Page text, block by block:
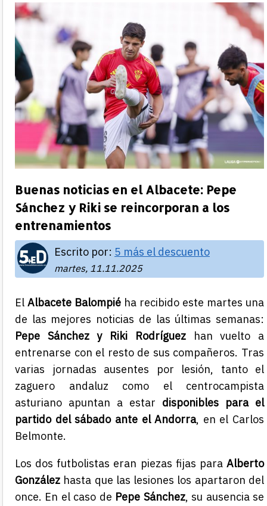
Buenas noticias en el Albacete: Pepe
Sánchez y Riki se reincorporan a los
entrenamientos
Escrito por: 5 más el descuento
martes, 11.11.2025
El Albacete Balompié ha recibido este martes una
de las mejores noticias de las últimas semanas:
Pepe Sánchez y Riki Rodríguezhan vuelto a
entrenarse con el resto de sus compañeros. Tras
varias jornadas ausentes por lesión, tanto el
zaguero andaluz como el centrocampista
asturiano apuntan a estar disponibles para el
partido del sábado ante el Andorra, en el Carlos
Belmonte.
Los dos futbolistas eran piezas fijas para Alberto
González hasta que las lesiones los apartaron del
once. En el caso de Pepe Sánchez, su ausencia se